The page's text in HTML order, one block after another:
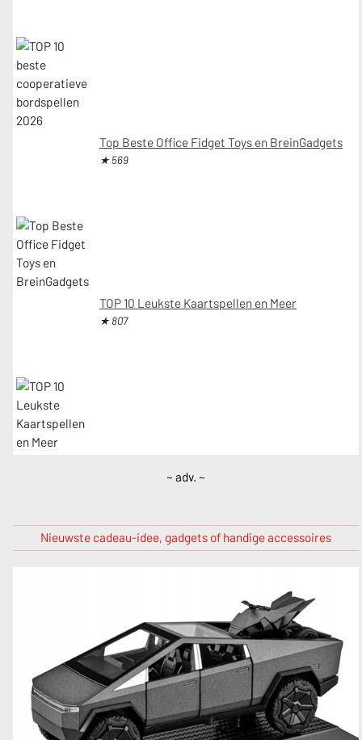
Top Beste Office Fidget Toys en BreinGadgets
★ 569
TOP 10 Leukste Kaartspellen en Meer
★ 807
~ adv. ~
Nieuwste cadeau-idee, gadgets of handige accessoires